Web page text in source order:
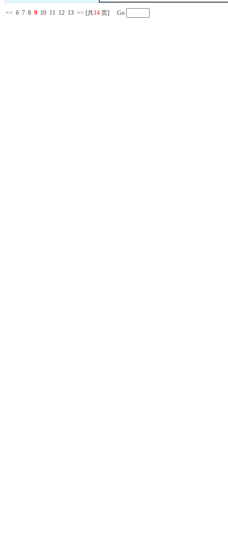
<< 6 7 8 9 10 11 12 13 >> [共14 页] Go